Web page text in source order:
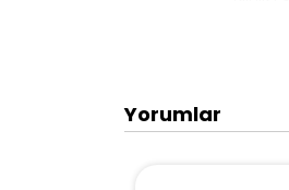
Yorumlar